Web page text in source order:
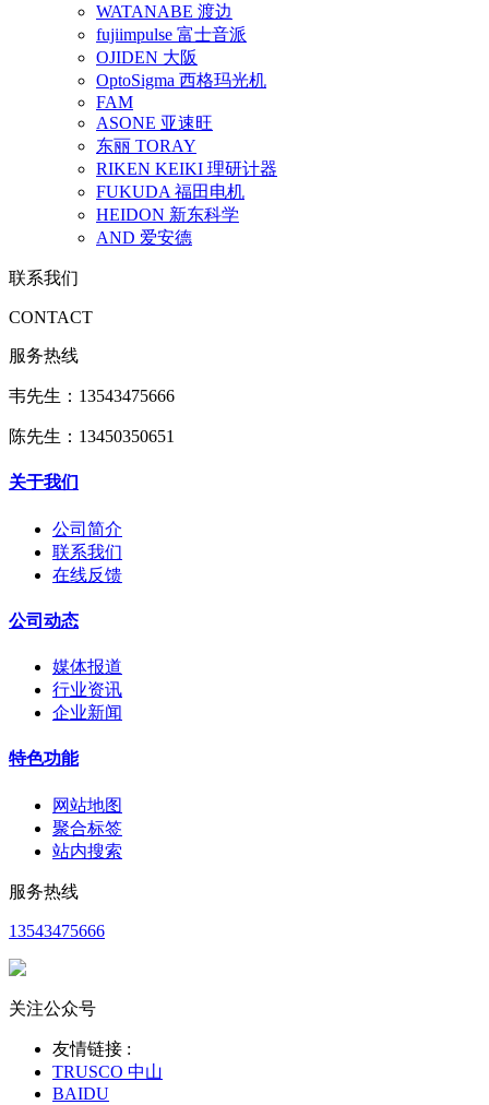
WATANABE 渡边
fujiimpulse 富士音派
OJIDEN 大阪
OptoSigma 西格玛光机
FAM
ASONE 亚速旺
东丽 TORAY
RIKEN KEIKI 理研计器
FUKUDA 福田电机
HEIDON 新东科学
AND 爱安德
联系我们
CONTACT
服务热线
韦先生：13543475666
陈先生：13450350651
关于我们
公司简介
联系我们
在线反馈
公司动态
媒体报道
行业资讯
企业新闻
特色功能
网站地图
聚合标签
站内搜索
服务热线
13543475666
关注公众号
友情链接 :
TRUSCO 中山
BAIDU